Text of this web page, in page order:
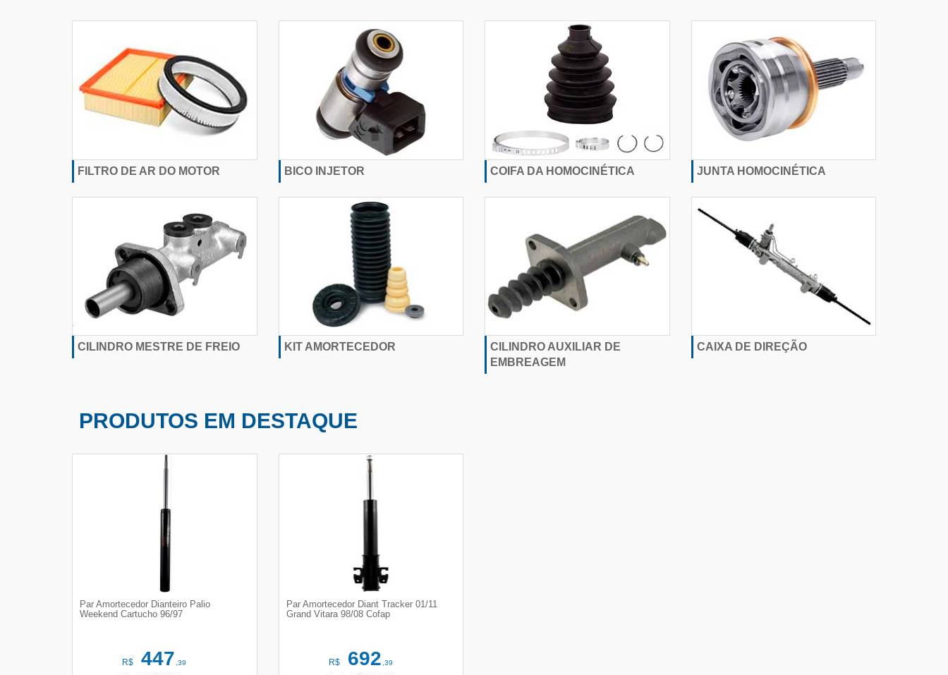
FILTRO DE AR DO MOTOR BICO INJETOR COIFA DA HOMOCINÉTICA JUNTA HOMOCINÉTICA
CILINDRO MESTRE DE FREIO KIT AMORTECEDOR
CILINDRO AUXILIAR DE
EMBREAGEM
CAIXA DE DIREÇÃO
PRODUTOS EM DESTAQUE
Par Amortecedor Dianteiro Palio
Weekend Cartucho 96/97
R$ 447,39
Par Amortecedor Diant Tracker 01/11
Grand Vitara 98/08 Cofap
R$ 692,39